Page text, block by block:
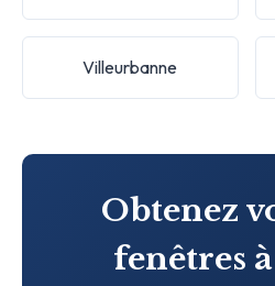
Villeurbanne
Obtenez
fenêtres